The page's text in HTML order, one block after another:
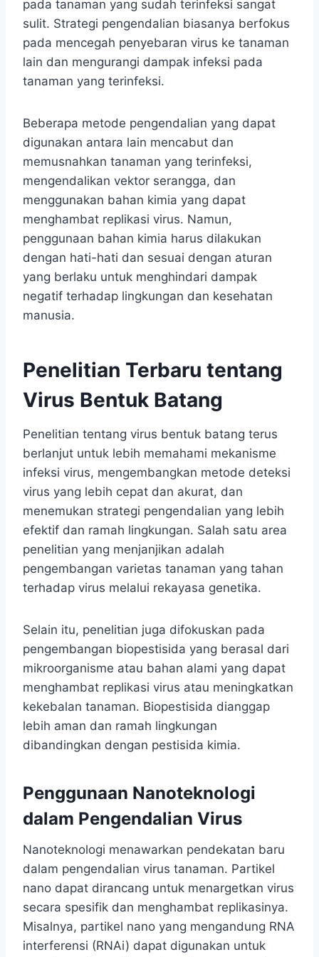
pada tanaman yang sudah terinfeksi sangat
sulit. Strategi pengendalian biasanya berfokus
pada mencegah penyebaran virus ke tanaman
lain dan mengurangi dampak infeksi pada
tanaman yang terinfeksi.
Beberapa metode pengendalian yang dapat
digunakan antara lain mencabut dan
memusnahkan tanaman yang terinfeksi,
mengendalikan vektor serangga, dan
menggunakan bahan kimia yang dapat
menghambat replikasi virus. Namun,
penggunaan bahan kimia harus dilakukan
dengan hati-hati dan sesuai dengan aturan
yang berlaku untuk menghindari dampak
negatif terhadap lingkungan dan kesehatan
manusia.
Penelitian Terbaru tentang
Virus Bentuk Batang
Penelitian tentang virus bentuk batang terus
berlanjut untuk lebih memahami mekanisme
infeksi virus, mengembangkan metode deteksi
virus yang lebih cepat dan akurat, dan
menemukan strategi pengendalian yang lebih
efektif dan ramah lingkungan. Salah satu area
penelitian yang menjanjikan adalah
pengembangan varietas tanaman yang tahan
terhadap virus melalui rekayasa genetika.
Selain itu, penelitian juga difokuskan pada
pengembangan biopestisida yang berasal dari
mikroorganisme atau bahan alami yang dapat
menghambat replikasi virus atau meningkatkan
kekebalan tanaman. Biopestisida dianggap
lebih aman dan ramah lingkungan
dibandingkan dengan pestisida kimia.
Penggunaan Nanoteknologi
dalam Pengendalian Virus
Nanoteknologi menawarkan pendekatan baru
dalam pengendalian virus tanaman. Partikel
nano dapat dirancang untuk menargetkan virus
secara spesifik dan menghambat replikasinya.
Misalnya, partikel nano yang mengandung RNA
interferensi (RNAi) dapat digunakan untuk